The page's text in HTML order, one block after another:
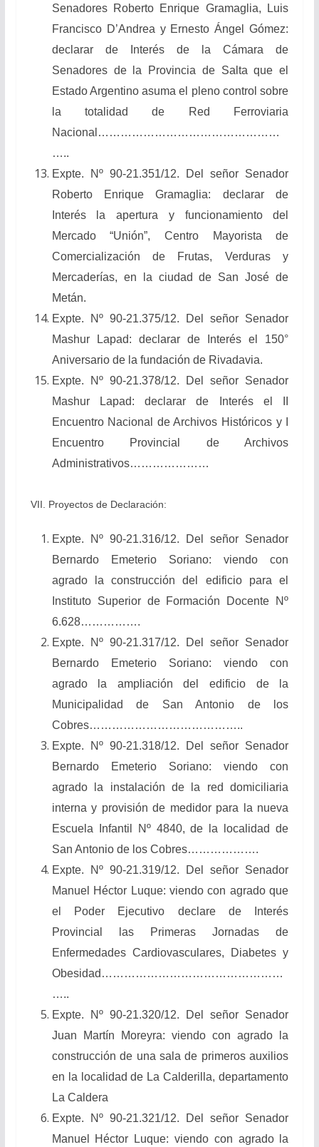
Senadores Roberto Enrique Gramaglia, Luis
Francisco D’Andrea y Ernesto Ángel Gómez:
declarar de Interés de la Cámara de
Senadores de la Provincia de Salta que el
Estado Argentino asuma el pleno control sobre
la totalidad de Red Ferroviaria
Nacional…………………………………………
…..
Expte. Nº 90-21.351/12. Del señor Senador
Roberto Enrique Gramaglia: declarar de
Interés la apertura y funcionamiento del
Mercado “Unión”, Centro Mayorista de
Comercialización de Frutas, Verduras y
Mercaderías, en la ciudad de San José de
Metán.
Expte. Nº 90-21.375/12. Del señor Senador
Mashur Lapad: declarar de Interés el 150°
Aniversario de la fundación de Rivadavia.
Expte. Nº 90-21.378/12. Del señor Senador
Mashur Lapad: declarar de Interés el II
Encuentro Nacional de Archivos Históricos y I
Encuentro Provincial de Archivos
Administrativos…………………
VII. Proyectos de Declaración:
Expte. Nº 90-21.316/12. Del señor Senador
Bernardo Emeterio Soriano: viendo con
agrado la construcción del edificio para el
Instituto Superior de Formación Docente Nº
6.628…………….
Expte. Nº 90-21.317/12. Del señor Senador
Bernardo Emeterio Soriano: viendo con
agrado la ampliación del edificio de la
Municipalidad de San Antonio de los
Cobres…………………………………..
Expte. Nº 90-21.318/12. Del señor Senador
Bernardo Emeterio Soriano: viendo con
agrado la instalación de la red domiciliaria
interna y provisión de medidor para la nueva
Escuela Infantil Nº 4840, de la localidad de
San Antonio de los Cobres……………….
Expte. Nº 90-21.319/12. Del señor Senador
Manuel Héctor Luque: viendo con agrado que
el Poder Ejecutivo declare de Interés
Provincial las Primeras Jornadas de
Enfermedades Cardiovasculares, Diabetes y
Obesidad…………………………………………
…..
Expte. Nº 90-21.320/12. Del señor Senador
Juan Martín Moreyra: viendo con agrado la
construcción de una sala de primeros auxilios
en la localidad de La Calderilla, departamento
La Caldera
Expte. Nº 90-21.321/12. Del señor Senador
Manuel Héctor Luque: viendo con agrado la